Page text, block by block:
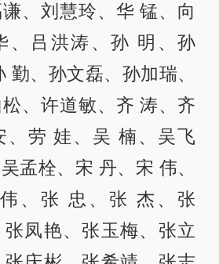
、刘慧玲、华 锰、向
、吕洪涛、孙 明、孙
勤、孙文磊、孙加瑞、
、许道敏、齐 涛、齐
、劳 娃、吴 楠、吴飞
孟栓、宋 丹、宋 伟、
、张 忠、张 杰、张
凤艳、张玉梅、张立